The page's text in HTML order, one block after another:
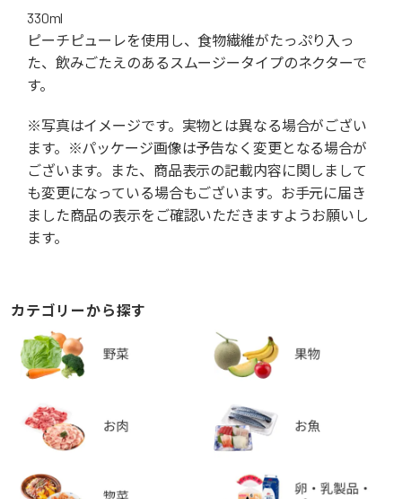
330ml
ピーチピューレを使用し、食物繊維がたっぷり入っ
た、飲みごたえのあるスムージータイプのネクターで
す。
※写真はイメージです。実物とは異なる場合がござい
ます。※パッケージ画像は予告なく変更となる場合が
ございます。また、商品表示の記載内容に関しまして
も変更になっている場合もございます。お手元に届き
ました商品の表示をご確認いただきますようお願いし
ます。
カテゴリーから探す